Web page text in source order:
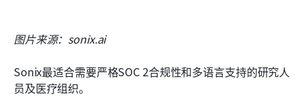
图片来源：sonix.ai
Sonix最适合需要严格SOC 2合规性和多语言支持的研究人
员及医疗组织。